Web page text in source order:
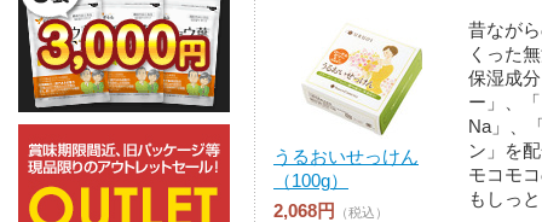
うるおいせっけん
（100g）
2,068円
（税込）
昔なが
くった
保湿成
ー」、
Na」、
ン」を
モコモ
もしっ